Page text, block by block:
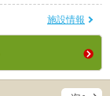
施設情報